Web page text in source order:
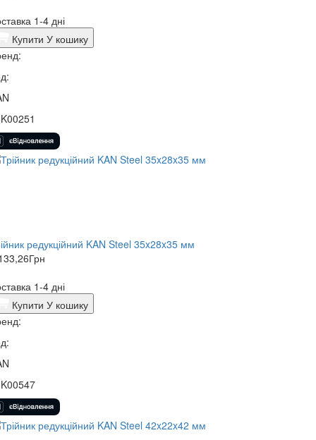
1-4 дні
Купити У кошику
редукційний KAN Steel 35x28x35 мм
Грн
1-4 дні
Купити У кошику